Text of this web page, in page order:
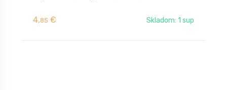
4,85 € Skladom: 1 sup